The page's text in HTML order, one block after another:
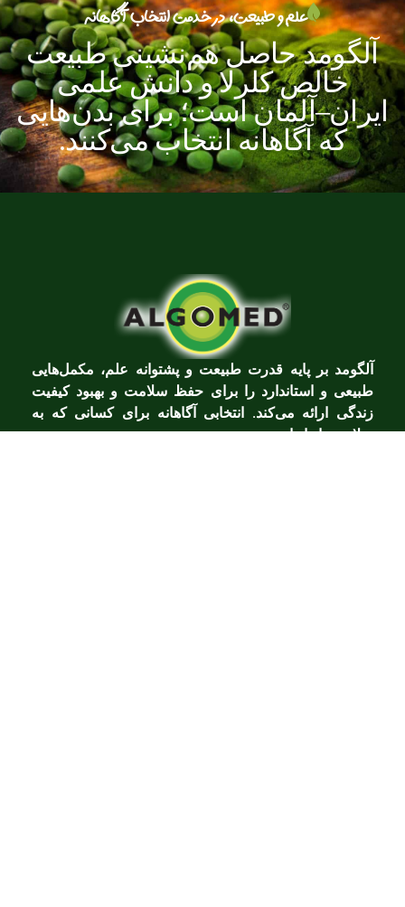
علم و طبیعت، در خدمت انتخاب آگاهانه
آلگومد حاصل هم‌نشینی طبیعت
خالص کلرلا و دانش علمی
ایران–آلمان است؛ برای بدن‌هایی
که آگاهانه انتخاب می‌کنند.
آلگومد بر پایه قدرت طبیعت و پشتوانه علم، مکمل‌هایی
طبیعی و استاندارد را برای حفظ سلامت و بهبود کیفیت
زندگی ارائه می‌کند. انتخابی آگاهانه برای کسانی که به
سلامت پایدار اهمیت می‌دهند.